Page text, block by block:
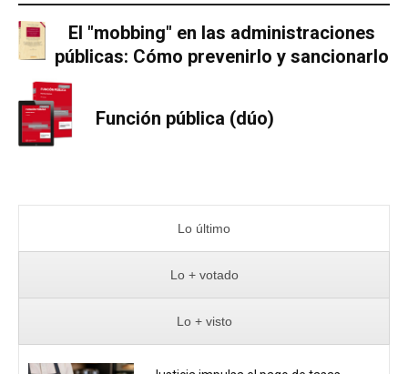
El "mobbing" en las administraciones
públicas: Cómo prevenirlo y sancionarlo
Función pública (dúo)
Lo último
Lo + votado
Lo + visto